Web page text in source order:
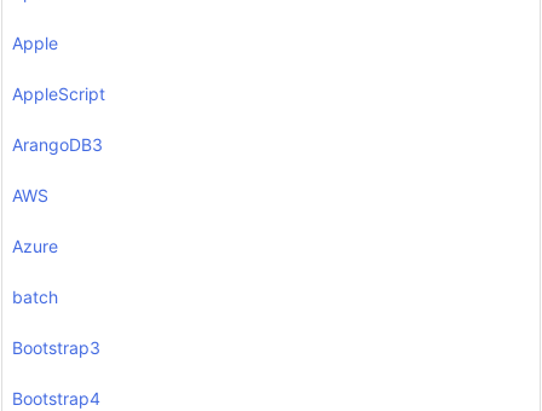
Apple
AppleScript
ArangoDB3
AWS
Azure
batch
Bootstrap3
Bootstrap4